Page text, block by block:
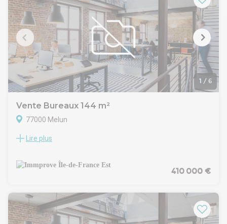
1 / 6
Vente Bureaux 144 m²
77000 Melun
Au coeur du centre ville de Melun, à quelques pas des
par bus au RER D de Melun, Immprove vous propose une
surface de bureaux d'environ 144 m² non divisibles à la
Lire plus
410 000 €